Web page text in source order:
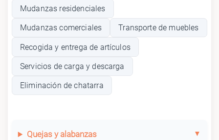
Mudanzas residenciales
Mudanzas comerciales Transporte de muebles
Recogida y entrega de artículos
Servicios de carga y descarga
Eliminación de chatarra
Quejas y alabanzas